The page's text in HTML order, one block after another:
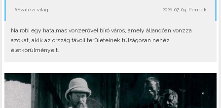
#Szalézi világ 2026-07-03, Péntek
Nairobi egy hatalmas vonzerővel bíró város, amely állandóan vonzza
azokat, akik az ország távoli területeinek túlságosan nehéz
életkörülményeit..